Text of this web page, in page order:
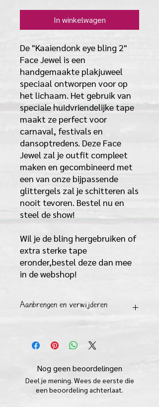
In winkelwagen
De "Kaaiendonk eye bling 2"
Face Jewel is een
handgemaakte plakjuweel
speciaal ontworpen voor op
het lichaam. Het gebruik van
speciale huidvriendelijke tape
maakt ze perfect voor
carnaval, festivals en
dansoptredens. Deze Face
Jewel zal je outfit compleet
maken en gecombineerd met
een van onze bijpassende
glittergels zal je schitteren als
nooit tevoren. Bestel nu en
steel de show!
Wil je de bling hergebruiken of
extra sterke tape
eronder,bestel deze dan mee
in de webshop!
Aanbrengen en verwijderen
1) Maak voor gebruik de huid goed
schoon met water en zeep en droog
2) Trek dan aan de achterkant van de
jewels de witte stripjes eraf tot de
transparante plaklaag tevoorschijn
Nog geen beoordelingen
Deel je mening. Wees de eerste die
een beoordeling achterlaat.